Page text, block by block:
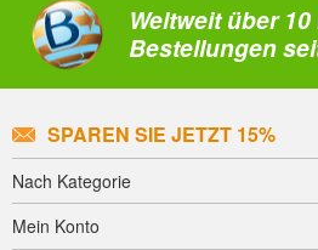
Weltweit über
Bestellungen
SPAREN SIE JETZT 15%
Nach Kategorie
Mein Konto